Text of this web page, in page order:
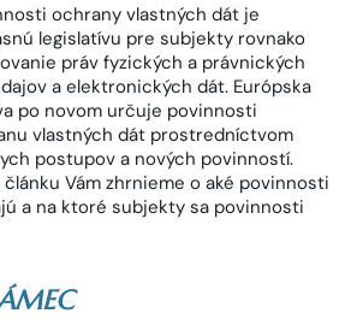
ochrany vlastných dát je
legislatívu pre subjekty rovnako
práv fyzických a právnických
a elektronických dát. Európska
po novom určuje povinnosti
vlastných dát prostredníctvom
postupov a nových povinností.
Vám zhrnieme o aké povinnosti
a na ktoré subjekty sa povinnosti